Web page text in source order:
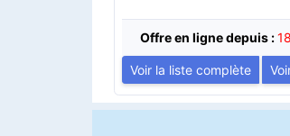
Offre en ligne depuis :
Voir la liste complète